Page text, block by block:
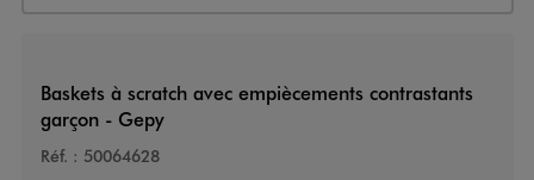
Baskets à scratch avec empiècements contrastants
garçon - Gepy
Réf. : 50064628